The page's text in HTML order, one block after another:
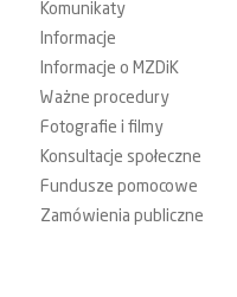
Komunikaty
Informacje
Informacje o MZDiK
Ważne procedury
Fotografie i filmy
Konsultacje społeczne
Fundusze pomocowe
Zamówienia publiczne